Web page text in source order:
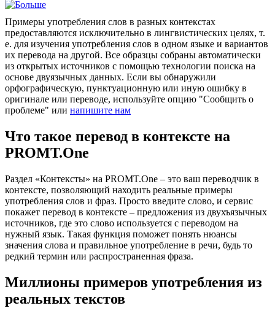
Примеры употребления слов в разных контекстах
предоставляются исключительно в лингвистических целях, т.
е. для изучения употребления слов в одном языке и вариантов
их перевода на другой. Все образцы собраны автоматически
из открытых источников с помощью технологии поиска на
основе двуязычных данных. Если вы обнаружили
орфографическую, пунктуационную или иную ошибку в
оригинале или переводе, используйте опцию "Сообщить о
проблеме" или напишите нам
Что такое перевод в контексте на
PROMT.One
Раздел «Контексты» на PROMT.One – это ваш переводчик в
контексте, позволяющий находить реальные примеры
употребления слов и фраз. Просто введите слово, и сервис
покажет перевод в контексте – предложения из двухъязычных
источников, где это слово используется с переводом на
нужный язык. Такая функция поможет понять нюансы
значения слова и правильное употребление в речи, будь то
редкий термин или распространенная фраза.
Миллионы примеров употребления из
реальных текстов